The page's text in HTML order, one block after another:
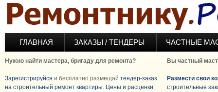
Перейти к основному содержанию
ГЛАВНАЯ ЗАКАЗЫ / ТЕНДЕРЫ ЧАСТНЫЕ
Нужно найти мастера, бригаду для ремонта?
Зарегистрируйся и бесплатно размещай тендер-заказ
на строительный ремонт квартиры. Цены и расценки
Вы частный
Размести свои
строительные